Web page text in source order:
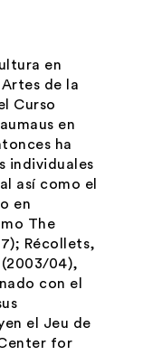
en
Artes de la
Curso
en
ha
individuales
así como el
en
The
Récollets,
(2003/04),
con el
el Jeu de
for